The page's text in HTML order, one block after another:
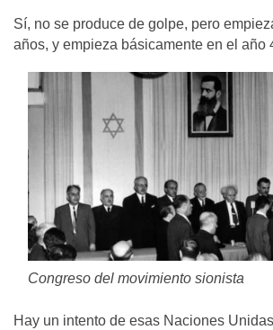
Sí, no se produce de golpe, pero
años, y empieza básicamente en el año
Congreso del movimiento sionista
Hay un intento de esas Naciones